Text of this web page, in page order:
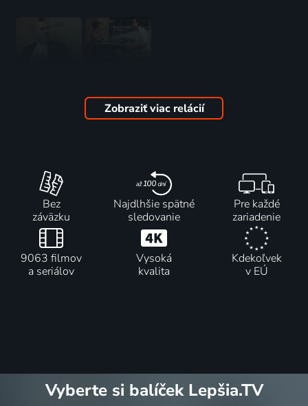
Zobraziť viac relácií
Bez
záväzku
Najdlhšie spätné
sledovanie
Pre každé
zariadenie
9063 filmov
a seriálov
Vysoká
kvalita
Kdekoľvek
v EÚ
Vyberte si balíček Lepšia.TV